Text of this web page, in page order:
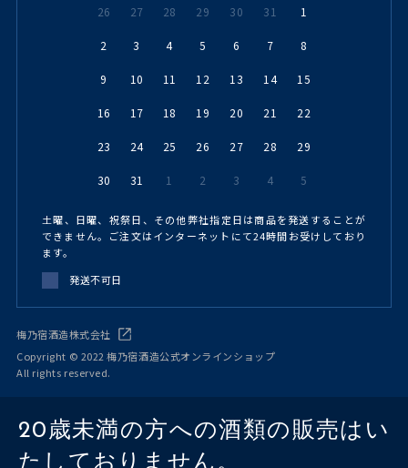
26 27 28 29 30 31 1
2 3 4 5 6 7 8
9 10 11 12 13 14 15
16 17 18 19 20 21 22
23 24 25 26 27 28 29
30 31 1 2 3 4 5
土曜、日曜、祝祭日、その他弊社指定日は商品を発送することが
できません。ご注文はインターネットにて24時間お受けしており
ます。
発送不可日
梅乃宿酒造株式会社
Copyright © 2022 梅乃宿酒造公式オンラインショップ
All rights reserved.
20歳未満の方への酒類の販売はい
たしておりません。